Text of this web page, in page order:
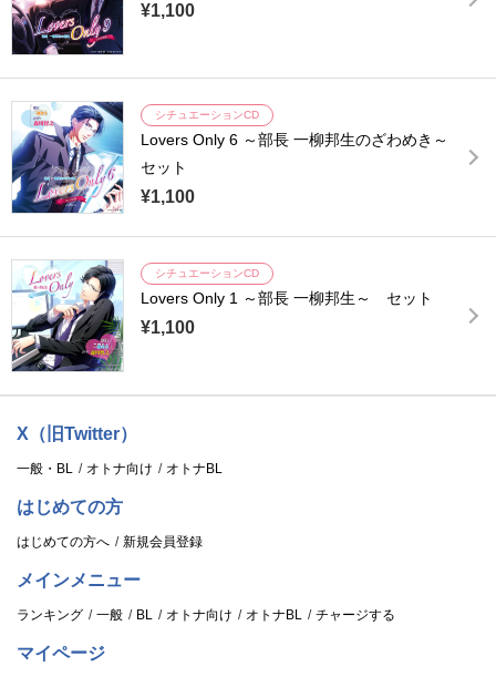
¥1,100
シチュエーションCD
Lovers Only 6 ～部長 一柳邦生のざわめき～
セット
¥1,100
シチュエーションCD
Lovers Only 1 ～部長 一柳邦生～ セット
¥1,100
X（旧Twitter）
一般・BL オトナ向け オトナBL
はじめての方
はじめての方へ 新規会員登録
メインメニュー
ランキング 一般 BL オトナ向け オトナBL チャージする
マイページ